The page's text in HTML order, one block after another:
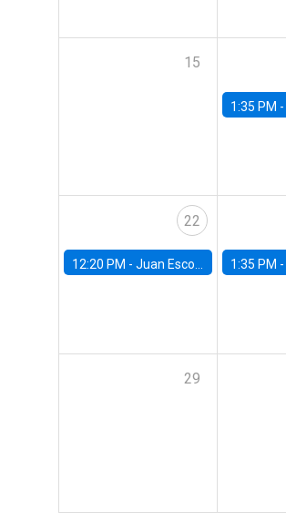
15
1:35 PM -
22
12:20 PM - Juan Escobar, Universidad de Chile 1:35 PM -
29